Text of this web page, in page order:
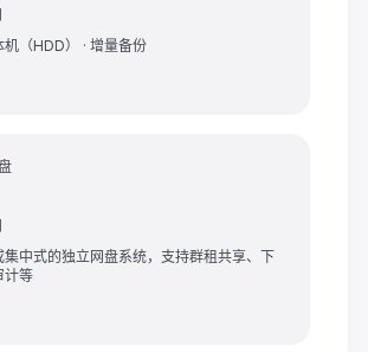
（HDD） · 增量备份
集中式的独立网盘系统，支持群租共享、下
计等